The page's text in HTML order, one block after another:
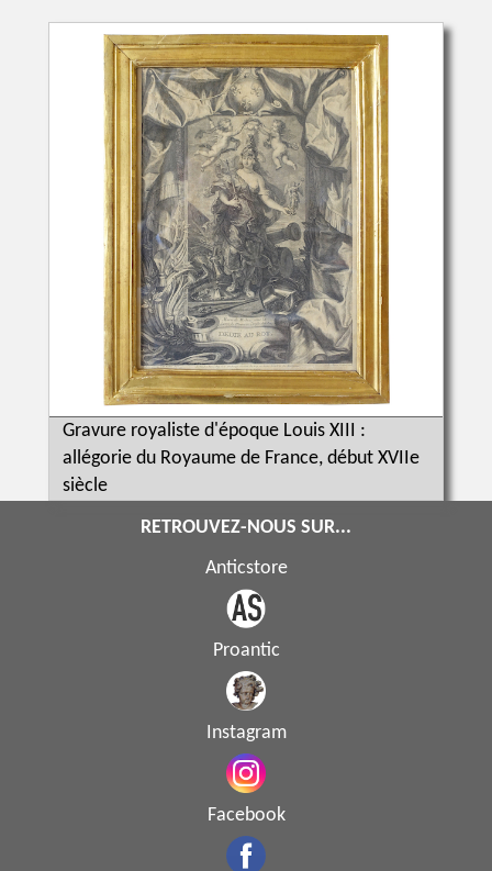
Gravure royaliste d'époque Louis XIII :
allégorie du Royaume de France, début XVIIe
siècle
RETROUVEZ-NOUS SUR...
Anticstore
Proantic
Instagram
Facebook